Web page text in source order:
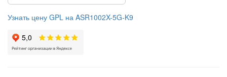
Узнать цену GPL на ASR1002X-5G-K9